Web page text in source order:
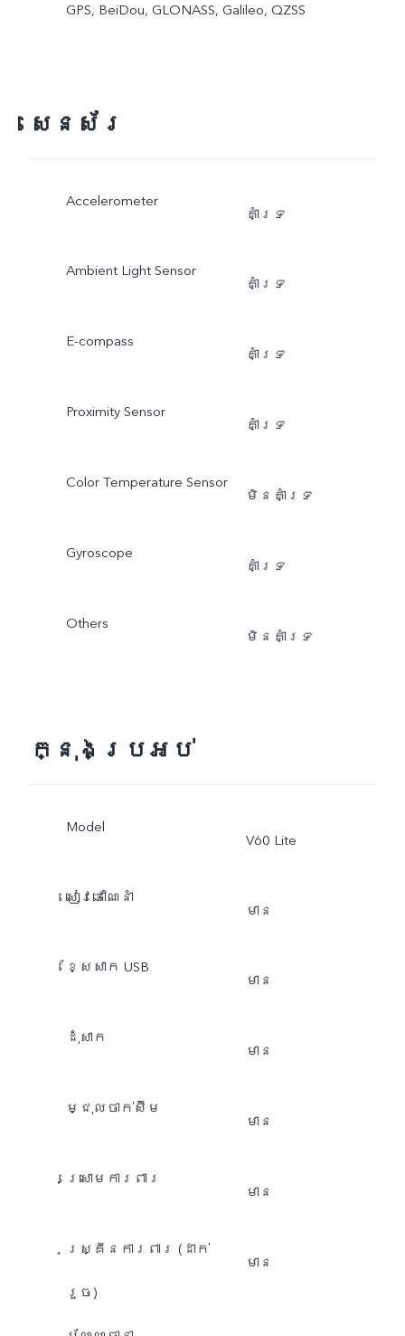
GPS, BeiDou, GLONASS, Galileo, QZSS
សេនស័រ
Accelerometer
គាំទ្រ
Ambient Light Sensor
គាំទ្រ
E-compass
គាំទ្រ
Proximity Sensor
គាំទ្រ
Color Temperature Sensor
មិនគាំទ្រ
Gyroscope
គាំទ្រ
Others
មិនគាំទ្រ
ក្នុងប្រអប់
Model
V60 Lite
​សៀវភៅណែនាំ
មាន
ខ្សែសាក USB
មាន
ដុំសាក
មាន
ម្ជុលចាក់ស៊ីម
មាន
ស្រោមការពារ
មាន
​ស្គ្រីនការពារ (ដាក់
រួច)
មាន